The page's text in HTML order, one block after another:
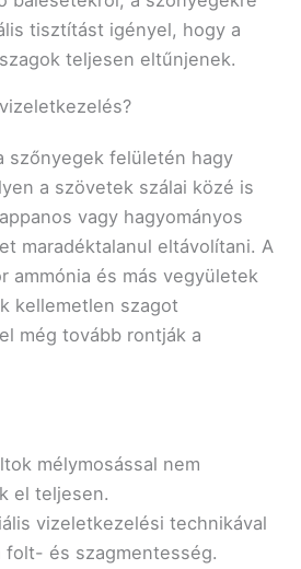
tisztítást igényel, hogy a
teljesen eltűnjenek.
szőnyegek felületén hagy
a szövetek szálai közé is
vagy hagyományos
maradéktalanul eltávolítani. A
ammónia és más vegyületek
kellemetlen szagot
még tovább rontják a
mélymosással nem
el teljesen.
vizeletkezelési technikával
folt- és szagmentesség.